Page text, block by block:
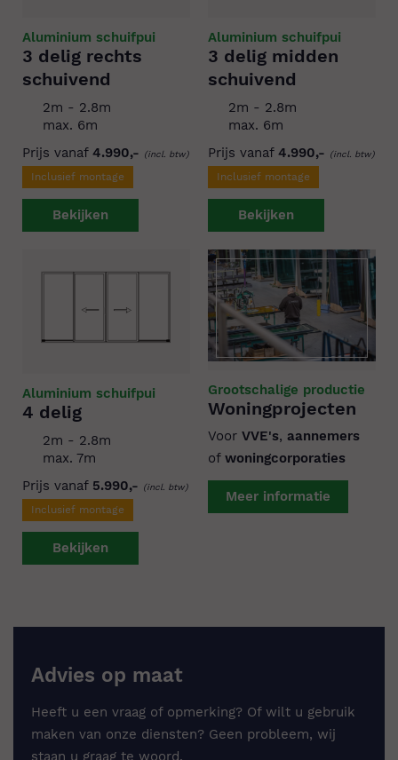
Aluminium schuifpui
3 delig rechts
schuivend
2m - 2.8m
max. 6m
Prijs vanaf 4.990,- (incl. btw)
Inclusief montage
Bekijken
Aluminium schuifpui
3 delig midden
schuivend
2m - 2.8m
max. 6m
Prijs vanaf 4.990,- (incl. btw)
Inclusief montage
Bekijken
Aluminium schuifpui
4 delig
2m - 2.8m
max. 7m
Prijs vanaf 5.990,- (incl. btw)
Inclusief montage
Bekijken
Grootschalige productie
Woningprojecten
Voor VVE's, aannemers
of woningcorporaties
Meer informatie
Advies op maat
Heeft u een vraag of opmerking? Of wilt u gebruik
maken van onze diensten? Geen probleem, wij
staan u graag te woord.